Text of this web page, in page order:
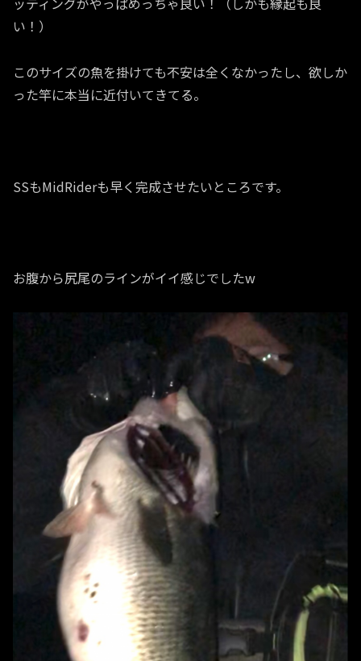
い！）
このサイズの魚を掛けても不安は全くなかったし、欲しか
った竿に本当に近付いてきてる。
SSもMidRiderも早く完成させたいところです。
お腹から尻尾のラインがイイ感じでしたw